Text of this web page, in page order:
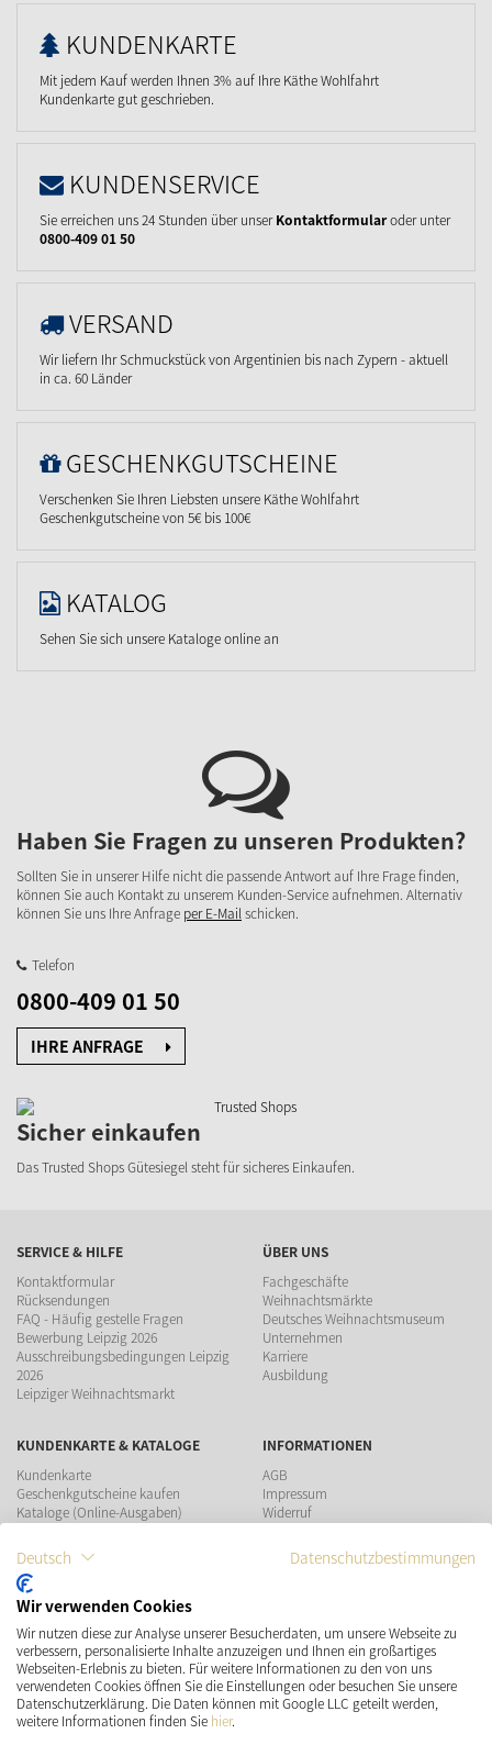
KUNDENKARTE
Mit jedem Kauf werden Ihnen 3% auf Ihre Käthe Wohlfahrt
Kundenkarte gut geschrieben.
KUNDENSERVICE
Sie erreichen uns 24 Stunden über unserKontaktformularoder unter
0800-409 01 50
VERSAND
Wir liefern Ihr Schmuckstück von Argentinien bis nach Zypern - aktuell
in ca. 60 Länder
GESCHENKGUTSCHEINE
Verschenken Sie Ihren Liebsten unsere Käthe Wohlfahrt
Geschenkgutscheine von 5€ bis 100€
KATALOG
Sehen Sie sich unsere Kataloge online an
Haben Sie Fragen zu unseren Produkten?
Sollten Sie in unserer Hilfe nicht die passende Antwort auf Ihre Frage finden,
können Sie auch Kontakt zu unserem Kunden-Service aufnehmen. Alternativ
können Sie uns Ihre Anfrage per E-Mailschicken.
Telefon
0800-409 01 50
IHRE ANFRAGE
Sicher einkaufen
Das Trusted Shops Gütesiegel steht für sicheres Einkaufen.
SERVICE & HILFE
Kontaktformular
Rücksendungen
FAQ - Häufig gestelle Fragen
Bewerbung Leipzig 2026
Ausschreibungsbedingungen Leipzig
2026
Leipziger Weihnachtsmarkt
ÜBER UNS
Fachgeschäfte
Weihnachtsmärkte
Deutsches Weihnachtsmuseum
Unternehmen
Karriere
Ausbildung
KUNDENKARTE & KATALOGE
Kundenkarte
Geschenkgutscheine kaufen
Kataloge (Online-Ausgaben)
INFORMATIONEN
AGB
Impressum
Widerruf
Teilnahmebedingungen Gewinnspiel
ZAHLUNGSMÖGLICHKEITEN
VERSAND SOCIAL MEDIA
Deutsch Datenschutzbestimmungen
Wir verwenden Cookies
Wir nutzen diese zur Analyse unserer Besucherdaten, um unsere Webseite zu
verbessern, personalisierte Inhalte anzuzeigen und Ihnen ein großartiges
Webseiten-Erlebnis zu bieten. Für weitere Informationen zu den von uns
verwendeten Cookies öffnen Sie die Einstellungen oder besuchen Sie unsere
Datenschutzerklärung. Die Daten können mit Google LLC geteilt werden,
weitere Informationen finden Sie hier.